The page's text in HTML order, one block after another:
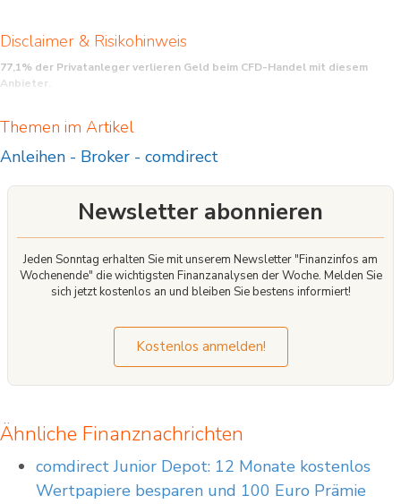
Disclaimer & Risikohinweis
77,1% der Privatanleger verlieren Geld beim CFD-Handel mit diesem
Anbieter.
aufgrund der Hebelwirkung ein hohes Risiko für Ihr eingesetztes Kapital. Stellen
Risiko eines Verlustes leisten können.
Themen im Artikel
Anleihen - Broker - comdirect
Newsletter abonnieren
Jeden Sonntag erhalten Sie mit unserem Newsletter "Finanzinfos am
Wochenende" die wichtigsten Finanzanalysen der Woche. Melden Sie
sich jetzt kostenlos an und bleiben Sie bestens informiert!
Kostenlos anmelden!
Ähnliche Finanznachrichten
comdirect Junior Depot: 12 Monate kostenlos
Wertpapiere besparen und 100 Euro Prämie